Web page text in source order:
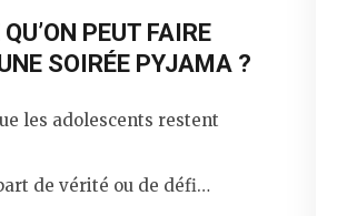
QU’ON PEUT FAIRE
SOIRÉE PYJAMA ?
les adolescents restent
de vérité ou de défi…